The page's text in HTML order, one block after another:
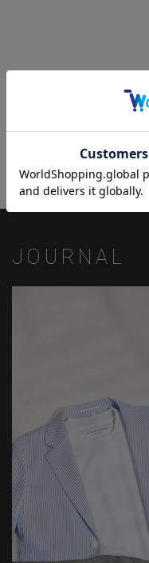
アメリカントラッドを軸
入れながら、現代の大人
JOURNAL